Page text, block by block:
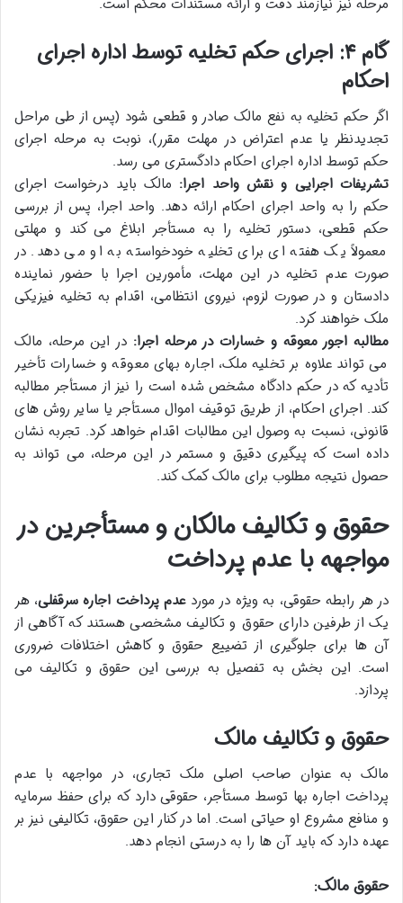
گام ۴: اجرای حکم تخلیه توسط اداره اجرای
احکام
اگر حکم تخلیه به نفع مالک صادر و قطعی شود (پس از طی مراحل
تجدیدنظر یا عدم اعتراض در مهلت مقرر)، نوبت به مرحله اجرای
حکم توسط اداره اجرای احکام دادگستری می رسد.
تشریفات اجرایی و نقش واحد اجرا: مالک باید درخواست اجرای
حکم را به واحد اجرای احکام ارائه دهد. واحد اجرا، پس از بررسی
حکم قطعی، دستور تخلیه را به مستأجر ابلاغ می کند و مهلتی
معمولاً یک هفته ای برای تخلیه خودخواسته به او می دهد. در
صورت عدم تخلیه در این مهلت، مأمورین اجرا با حضور نماینده
دادستان و در صورت لزوم، نیروی انتظامی، اقدام به تخلیه فیزیکی
ملک خواهند کرد.
مطالبه اجور معوقه و خسارات در مرحله اجرا: در این مرحله، مالک
می تواند علاوه بر تخلیه ملک، اجاره بهای معوقه و خسارات تأخیر
تأدیه که در حکم دادگاه مشخص شده است را نیز از مستأجر مطالبه
کند. اجرای احکام، از طریق توقیف اموال مستأجر یا سایر روش های
قانونی، نسبت به وصول این مطالبات اقدام خواهد کرد. تجربه نشان
داده است که پیگیری دقیق و مستمر در این مرحله، می تواند به
حصول نتیجه مطلوب برای مالک کمک کند.
حقوق و تکالیف مالکان و مستأجرین در
مواجهه با عدم پرداخت
در هر رابطه حقوقی، به ویژه در موردعدم پرداخت اجاره سرقفلی، هر
یک از طرفین دارای حقوق و تکالیف مشخصی هستند که آگاهی از
آن ها برای جلوگیری از تضییع حقوق و کاهش اختلافات ضروری
است. این بخش به تفصیل به بررسی این حقوق و تکالیف می
پردازد.
حقوق و تکالیف مالک
مالک به عنوان صاحب اصلی ملک تجاری، در مواجهه با عدم
پرداخت اجاره بها توسط مستأجر، حقوقی دارد که برای حفظ سرمایه
و منافع مشروع او حیاتی است. اما در کنار این حقوق، تکالیفی نیز بر
عهده دارد که باید آن ها را به درستی انجام دهد.
حقوق مالک: